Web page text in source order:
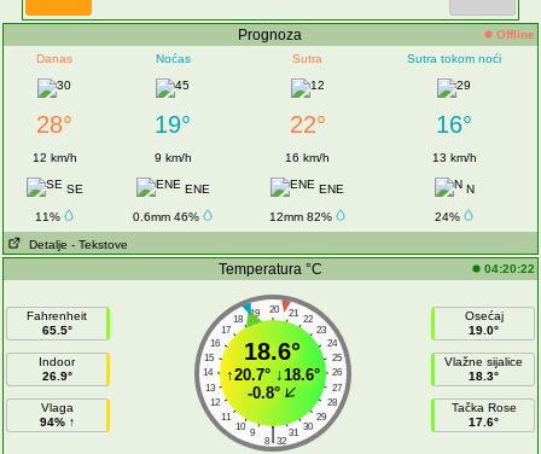
Prognoza
Offline
Danas
Noćas Sutra Sutra tokom noći
28° 19° 22° 16°
12 km/h 9 km/h 16 km/h 13 km/h
SE ENE ENE N
11% 0.6mm 46% 12mm 82% 24%
Detalje - Tekstove
Temperatura °C 04:20:22
Fahrenheit
65.5°
Indoor
26.9°
Vlaga
94% ↑
20
19 21
18
22
17
23
16
24
15
25
14
26
13
27
12
28
11
29
10
30
9 31
|
8 32
18.6°
↑20.7°↓18.6°
-0.8°
Osećaj
19.0°
Vlažne sijalice
18.3°
Tačka Rose
17.6°